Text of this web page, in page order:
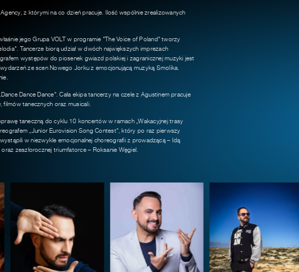
z którymi na co dzień pracuje. Ilość wspólnie zrealizowanych
jego Grupa VOLT w programie "The Voice of Poland" tworzy
Tancerze biorą udział w dwóch największych imprezach
występów do piosenek gwiazd polskiej i zagranicznej muzyki jest
ze scen Nowego Jorku z emocjonującą muzyką Smolika.
Dance Dance". Cała ekipa tancerzy na czele z Agustinem pracuje
tanecznych oraz musicali.
taneczną do cyklu 10 koncertów w ramach „Wakacyjnej trasy
„Junior Eurovision Song Contest", który po raz pierwszy
w niezwykle emocjonalnej choreografii z prowadzącą – Idą
zeszłorocznej triumfatorce – Roksanie Węgiel.